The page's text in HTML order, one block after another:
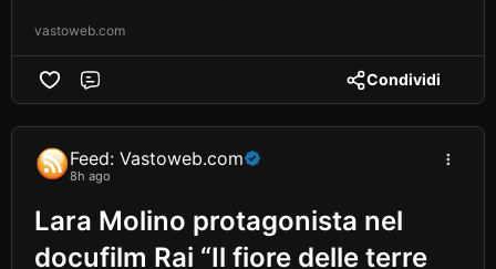
vastoweb.com
Condividi
Feed: Vastoweb.com
8h ago
Lara Molino protagonista nel
docufilm Rai “Il fiore delle terre